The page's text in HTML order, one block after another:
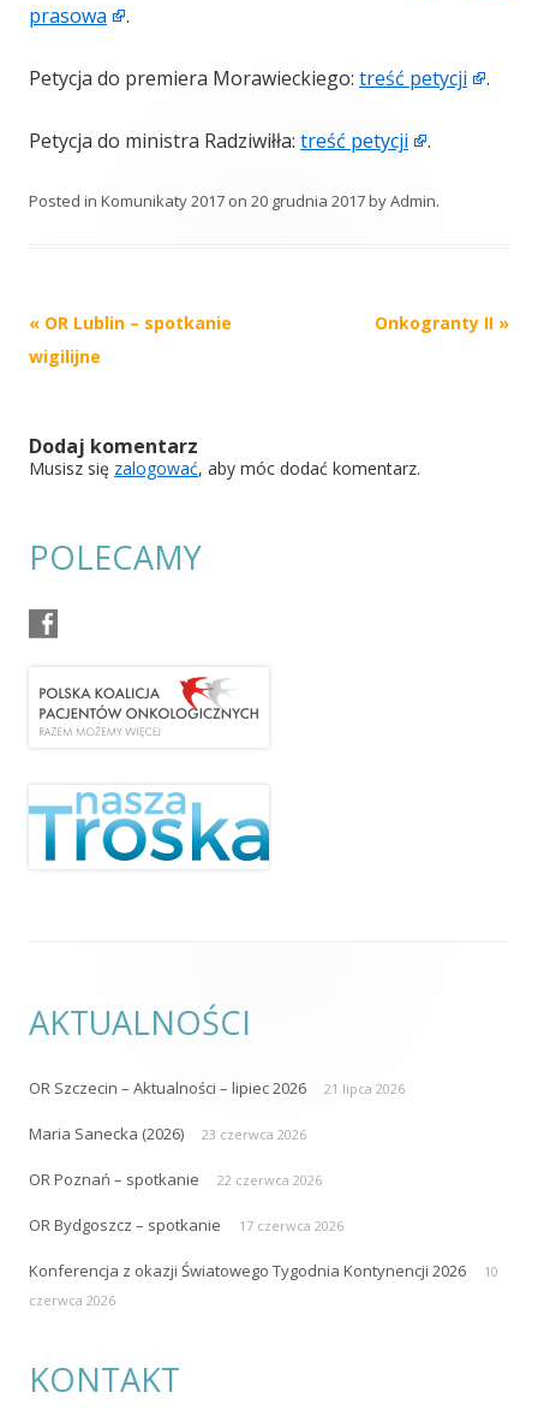
prasowa
.
Petycja do premiera Morawieckiego: treść petycji .
Petycja do ministra Radziwiłła: treść petycji .
Posted in Komunikaty 2017 on 20 grudnia 2017byAdmin.
Post
navigation
« OR Lublin – spotkanie
wigilijne
Onkogranty II »
Dodaj komentarz
Musisz się zalogować, aby móc dodać komentarz.
POLECAMY
AKTUALNOŚCI
OR Szczecin – Aktualności – lipiec 2026 21 lipca 2026
Maria Sanecka (2026) 23 czerwca 2026
OR Poznań – spotkanie 22 czerwca 2026
OR Bydgoszcz – spotkanie 17 czerwca 2026
Konferencja z okazji Światowego Tygodnia Kontynencji 2026
10
czerwca 2026
KONTAKT